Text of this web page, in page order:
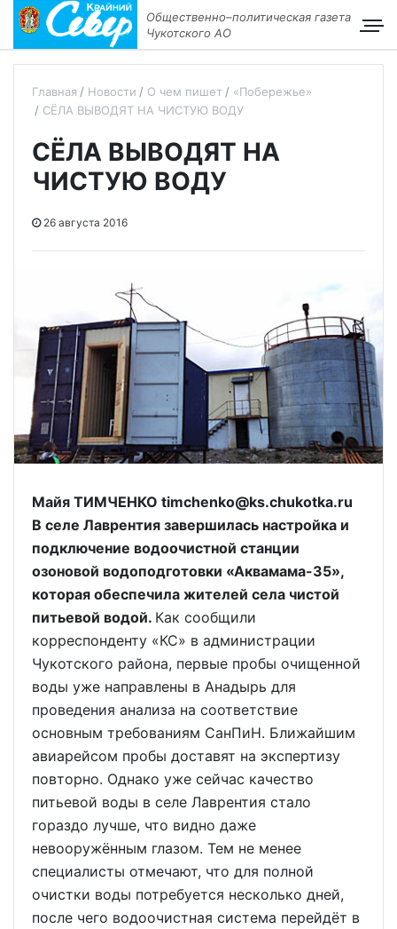
Общественно–политическая газета
Чукотского АО
Главная Новости О чем пишет
«Побережье»
СЁЛА ВЫВОДЯТ НА ЧИСТУЮ ВОДУ
СЁЛА ВЫВОДЯТ НА
ЧИСТУЮ ВОДУ
26 августа 2016
Майя ТИМЧЕНКО timchenko@ks.chukotka.ru
В селе Лаврентия завершилась настройка и
подключение водоочистной станции
озоновой водоподготовки «Аквамама-35»,
которая обеспечила жителей села чистой
питьевой водой. Как сообщили
корреспонденту «КС» в администрации
Чукотского района, первые пробы очищенной
воды уже направлены в Анадырь для
проведения анализа на соответствие
основным требованиям СанПиН. Ближайшим
авиарейсом пробы доставят на экспертизу
повторно. Однако уже сейчас качество
питьевой воды в селе Лаврентия стало
гораздо лучше, что видно даже
невооружённым глазом. Тем не менее
специалисты отмечают, что для полной
очистки воды потребуется несколько дней,
после чего водоочистная система перейдёт в